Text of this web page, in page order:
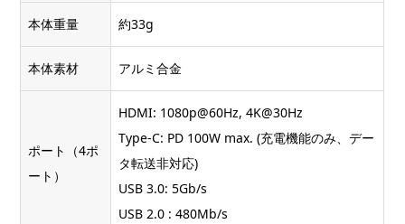
本体重量 約33g
本体素材 アルミ合金
ポート（4ポ
ート）
HDMI: 1080p@60Hz, 4K@30Hz
Type-C: PD 100W max. (充電機能のみ、デー
タ転送非対応)
USB 3.0: 5Gb/s
USB 2.0 : 480Mb/s